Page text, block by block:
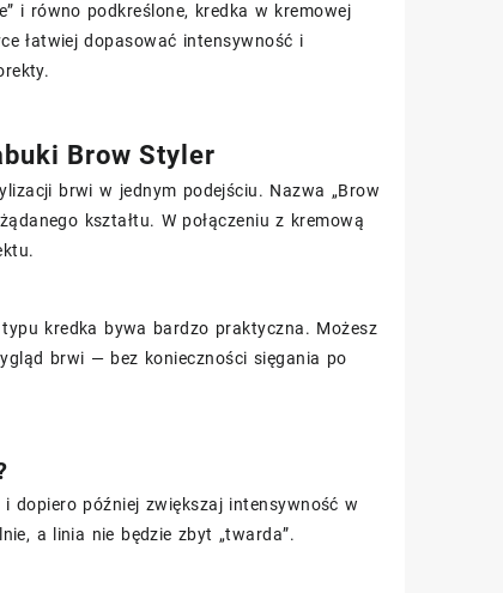
i równo podkreślone, kredka w kremowej
łatwiej dopasować intensywność i
Brow Styler
brwi w jednym podejściu. Nazwa „Brow
kształtu. W połączeniu z kremową
kredka bywa bardzo praktyczna. Możesz
brwi — bez konieczności sięgania po
dopiero później zwiększaj intensywność w
a linia nie będzie zbyt „twarda”.